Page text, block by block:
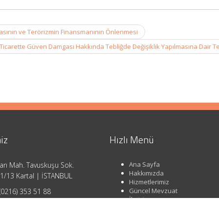
ve Terörizmin Finansmanının Önlenmesi
Güven Damgası Hakkında Tebliğde Değişiklik Yapılmasına Dair
Mah. Tavuskuşu Sok.
13 Kartal | İSTANBUL
353 51 88
Hızlı Menü
Ana Sayfa
Hakkımızda
Hizmetlerimiz
Güncel Mevzuat
İletişim